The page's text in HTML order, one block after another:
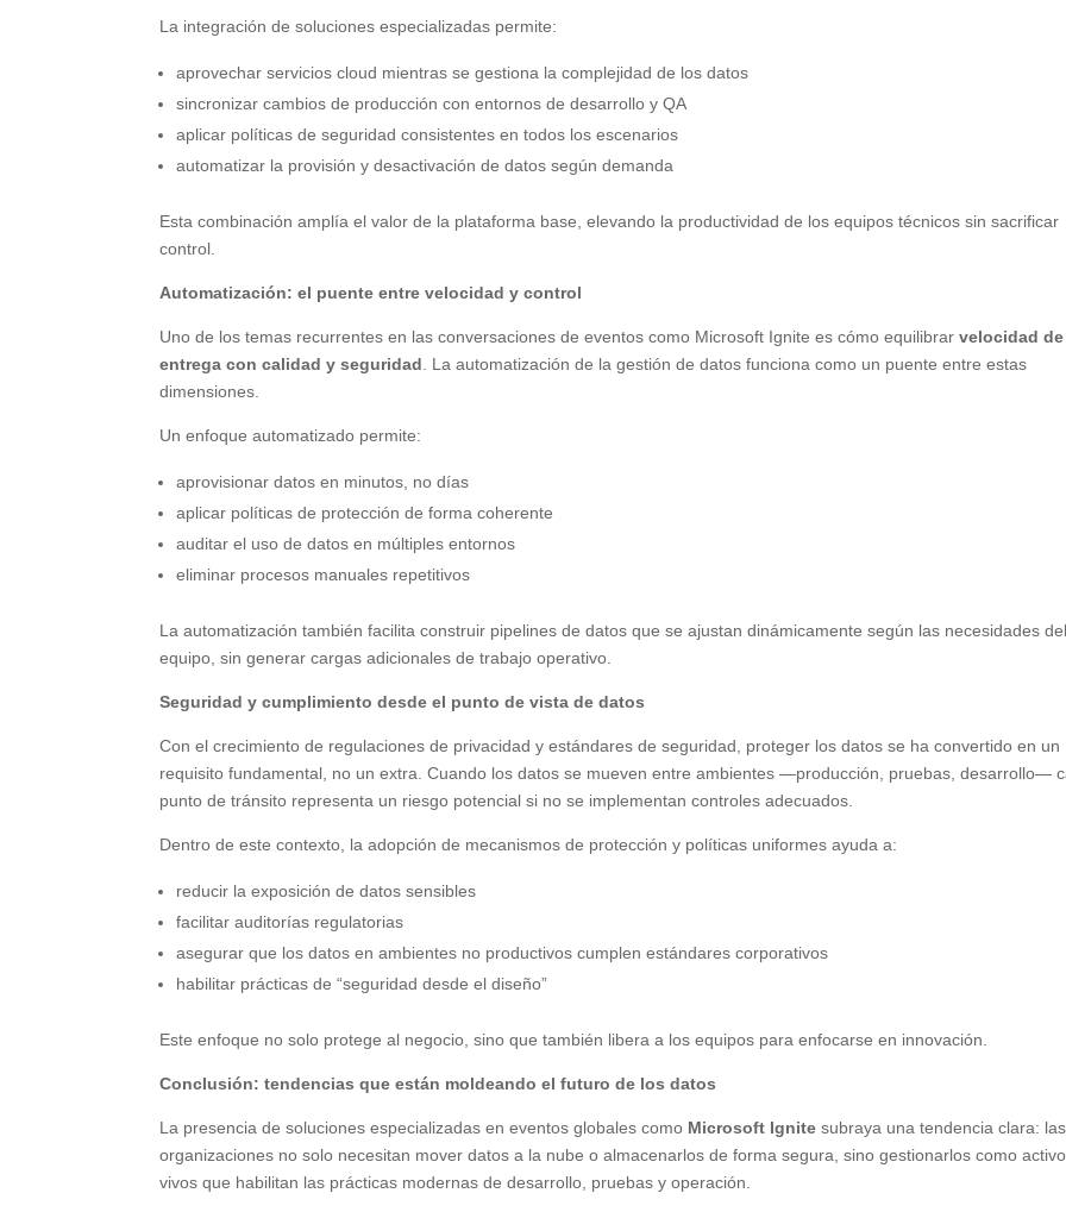
La integración de soluciones especializadas permite:
aprovechar servicios cloud mientras se gestiona la complejidad de los datos
sincronizar cambios de producción con entornos de desarrollo y QA
aplicar políticas de seguridad consistentes en todos los escenarios
automatizar la provisión y desactivación de datos según demanda
Esta combinación amplía el valor de la plataforma base, elevando la productividad de los equipos técnicos sin sacrificar
control.
Automatización: el puente entre velocidad y control
Uno de los temas recurrentes en las conversaciones de eventos como Microsoft Ignite es cómo equilibrarvelocidad de
entrega con calidad y seguridad . La automatización de la gestión de datos funciona como un puente entre estas
dimensiones.
Un enfoque automatizado permite:
aprovisionar datos en minutos, no días
aplicar políticas de protección de forma coherente
auditar el uso de datos en múltiples entornos
eliminar procesos manuales repetitivos
La automatización también facilita construir pipelines de datos que se ajustan dinámicamente según las necesidades del
equipo, sin generar cargas adicionales de trabajo operativo.
Seguridad y cumplimiento desde el punto de vista de datos
Con el crecimiento de regulaciones de privacidad y estándares de seguridad, proteger los datos se ha convertido en un
requisito fundamental, no un extra. Cuando los datos se mueven entre ambientes —producción, pruebas, desarrollo—
punto de tránsito representa un riesgo potencial si no se implementan controles adecuados.
Dentro de este contexto, la adopción de mecanismos de protección y políticas uniformes ayuda a:
reducir la exposición de datos sensibles
facilitar auditorías regulatorias
asegurar que los datos en ambientes no productivos cumplen estándares corporativos
habilitar prácticas de “seguridad desde el diseño”
Este enfoque no solo protege al negocio, sino que también libera a los equipos para enfocarse en innovación.
Conclusión: tendencias que están moldeando el futuro de los datos
La presencia de soluciones especializadas en eventos globales como Microsoft Ignite subraya una tendencia clara: las
organizaciones no solo necesitan mover datos a la nube o almacenarlos de forma segura, sino gestionarlos como
vivos que habilitan las prácticas modernas de desarrollo, pruebas y operación.